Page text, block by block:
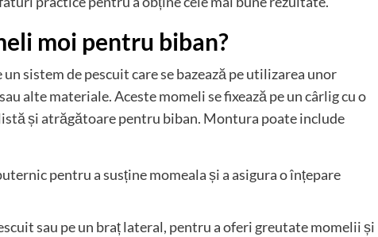
moi pentru biban?
sistem de pescuit care se bazează pe utilizarea unor
alte materiale. Aceste momeli se fixează pe un cârlig cu o
și atrăgătoare pentru biban. Montura poate include
pentru a susține momeala și a asigura o înțepare
sau pe un braț lateral, pentru a oferi greutate momelii și